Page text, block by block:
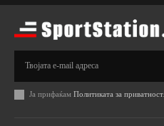
Ја прифаќам Политиката за приватност.